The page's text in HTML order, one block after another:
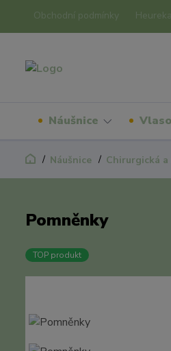
Obchodní podmínky Heureka
Náušnice
Náušnice Chirurgická
Pomněnky
TOP produkt